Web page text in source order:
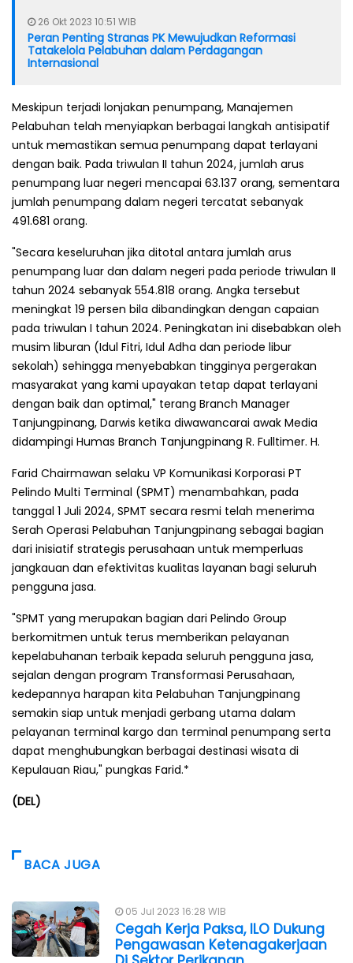
26 Okt 2023 10:51 WIB
Peran Penting Stranas PK Mewujudkan Reformasi
Tatakelola Pelabuhan dalam Perdagangan
Internasional
Meskipun terjadi lonjakan penumpang, Manajemen
Pelabuhan telah menyiapkan berbagai langkah antisipatif
untuk memastikan semua penumpang dapat terlayani
dengan baik. Pada triwulan II tahun 2024, jumlah arus
penumpang luar negeri mencapai 63.137 orang, sementara
jumlah penumpang dalam negeri tercatat sebanyak
491.681 orang.
"Secara keseluruhan jika ditotal antara jumlah arus
penumpang luar dan dalam negeri pada periode triwulan II
tahun 2024 sebanyak 554.818 orang. Angka tersebut
meningkat 19 persen bila dibandingkan dengan capaian
pada triwulan I tahun 2024. Peningkatan ini disebabkan oleh
musim liburan (Idul Fitri, Idul Adha dan periode libur
sekolah) sehingga menyebabkan tingginya pergerakan
masyarakat yang kami upayakan tetap dapat terlayani
dengan baik dan optimal," terang Branch Manager
Tanjungpinang, Darwis ketika diwawancarai awak Media
didampingi Humas Branch Tanjungpinang R. Fulltimer. H.
Farid Chairmawan selaku VP Komunikasi Korporasi PT
Pelindo Multi Terminal (SPMT) menambahkan, pada
tanggal 1 Juli 2024, SPMT secara resmi telah menerima
Serah Operasi Pelabuhan Tanjungpinang sebagai bagian
dari inisiatif strategis perusahaan untuk memperluas
jangkauan dan efektivitas kualitas layanan bagi seluruh
pengguna jasa.
"SPMT yang merupakan bagian dari Pelindo Group
berkomitmen untuk terus memberikan pelayanan
kepelabuhanan terbaik kepada seluruh pengguna jasa,
sejalan dengan program Transformasi Perusahaan,
kedepannya harapan kita Pelabuhan Tanjungpinang
semakin siap untuk menjadi gerbang utama dalam
pelayanan terminal kargo dan terminal penumpang serta
dapat menghubungkan berbagai destinasi wisata di
Kepulauan Riau," pungkas Farid.*
(DEL)
BACA JUGA
05 Jul 2023 16:28 WIB
Cegah Kerja Paksa, ILO Dukung
Pengawasan Ketenagakerjaan